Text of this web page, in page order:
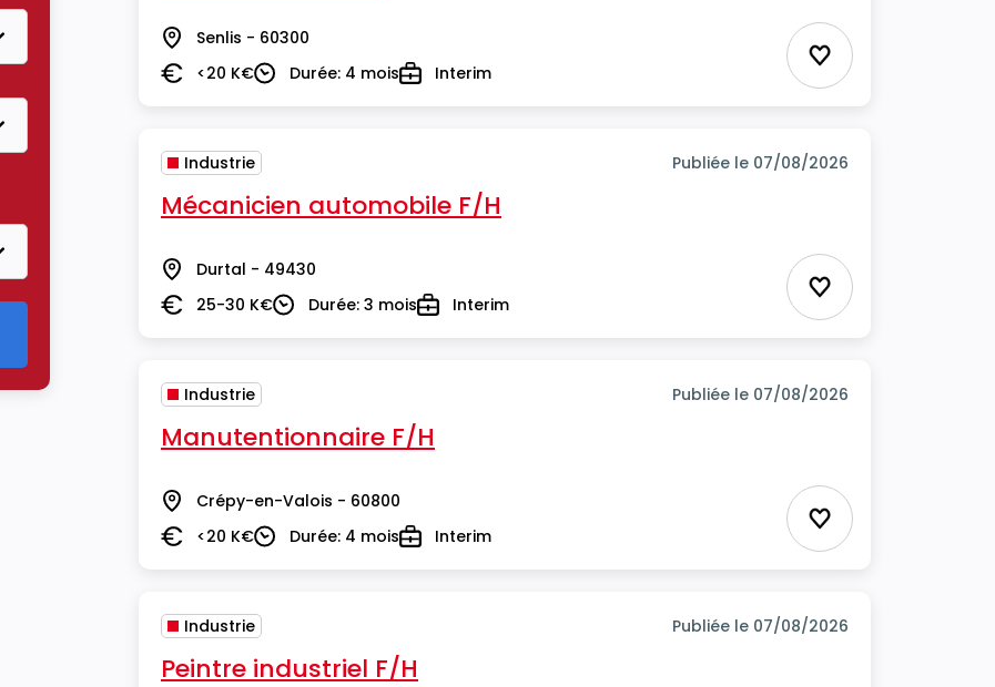
Lieu Senlis - 60300
Salaire<20 K€DuréeDurée: 4 moisTypeInterim Ajouter aux
Industrie Publiée le 07/08/2026
Mécanicien automobile F/H
Lieu Durtal - 49430
Salaire25-30 K€DuréeDurée: 3 moisTypeInterim Ajouter aux
Industrie Publiée le 07/08/2026
Manutentionnaire F/H
Lieu Crépy-en-Valois - 60800
Salaire<20 K€DuréeDurée: 4 moisTypeInterim Ajouter aux
Industrie Publiée le 07/08/2026
Peintre industriel F/H